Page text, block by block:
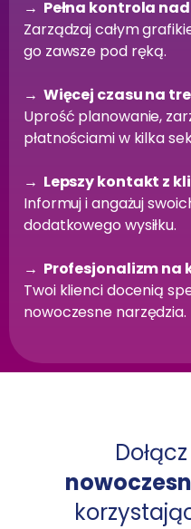
→ Pełna kontrola
Zarządzaj całym
go zawsze pod ręką.
→ Więcej czasu na
Uprość planowanie,
płatnościami w kilka
→ Lepszy kontakt z
Informuj i angażuj
dodatkowego wysiłku.
→ Profesjonalizm na
Twoi klienci docenią
nowoczesne narzędzia.